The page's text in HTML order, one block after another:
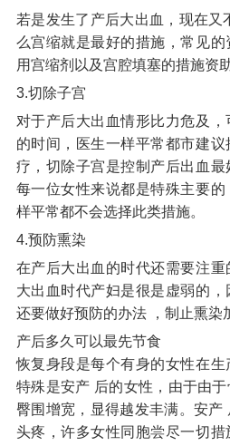
若是发生了产后大出血，现在又
么宫缩就是最好的措施，常见
用宫缩剂以及宫腔填塞的措施资
3.切除子宫
对于产后大出血情形比力危及
的时间，医生一样平常都市建
疗，切除子宫是控制产后出血
每一位女性来说都是特殊主要
样平常都不会选择此类措施。
4.预防熏染
在产后大出血的时代还需要注
大出血时代产妇是很是虚弱的，
还要做好预防的办法 ，制止熏染
产后多久可以最先节食
恢复身段是每个有身的女性在生
特殊是安产 后的女性，由于由于
臀围增宽，显得越发丰满。安产
头疼，许多女性同胞尝尽一切